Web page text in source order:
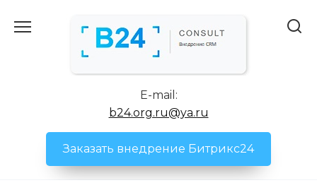
E-mail:
b24.org.ru@ya.ru
Заказать внедрение Битрикс24